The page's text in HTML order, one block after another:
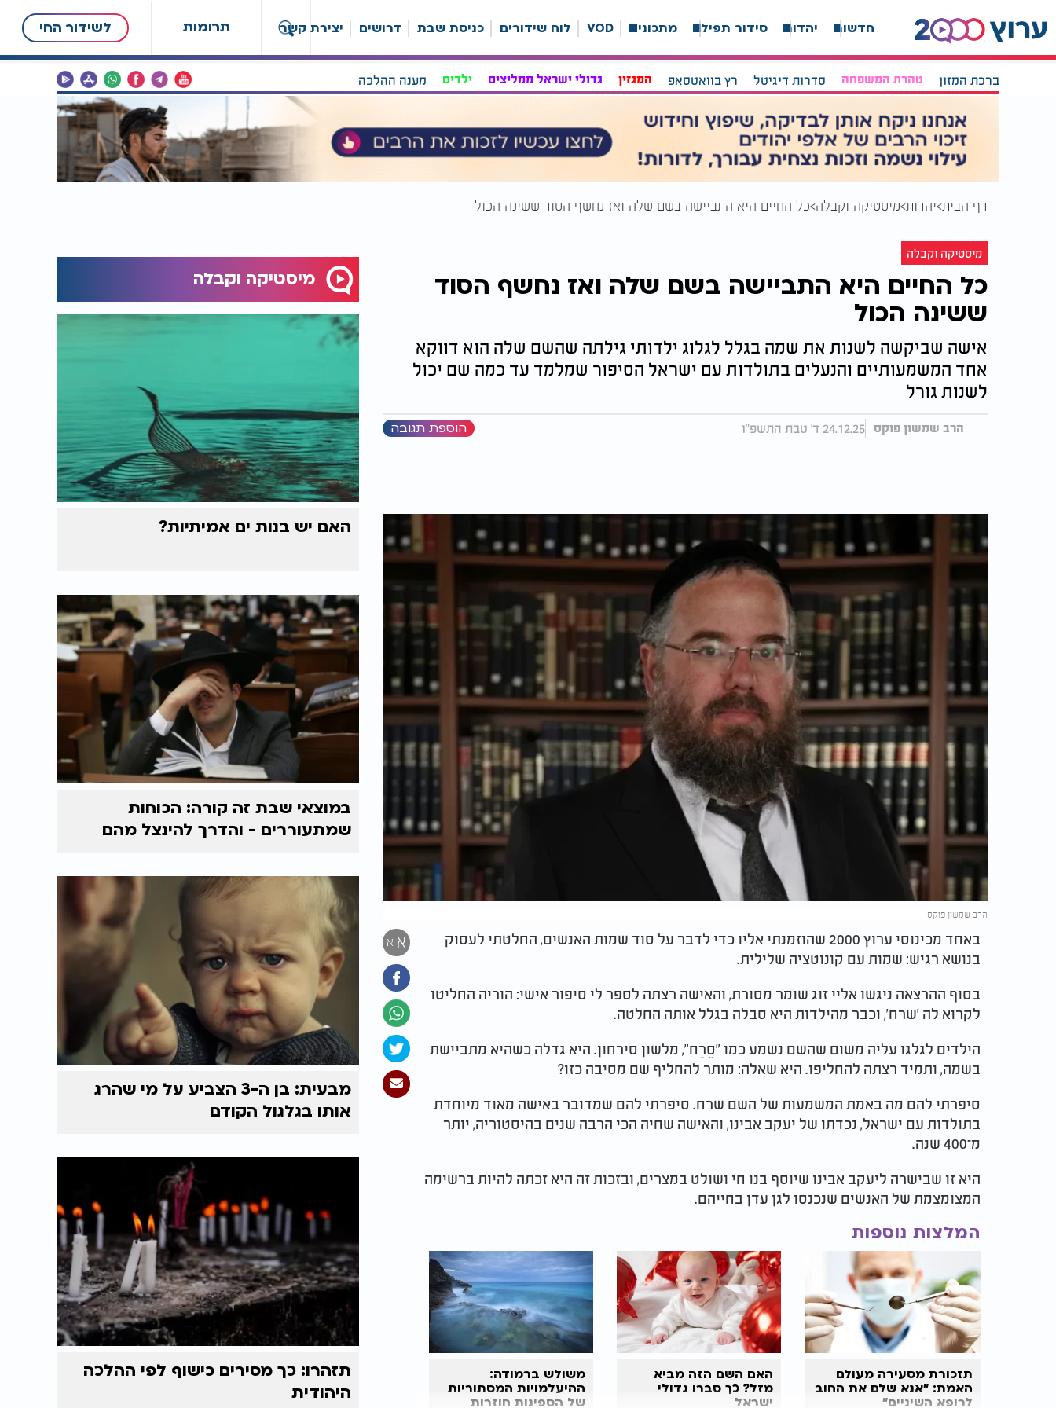
תרומות לשידור החי חדשות יהדות סידור תפילה מתכונים VOD לוח שידורים כניסת שבת דרושים יצירת קשר
ברכת המזון טהרת המשפחה סדרות דיגיטל רץ בוואטסאפ המגזין גדולי ישראל ממליצים ילדים מענה ההלכה
דף הבית יהדות מיסטיקה וקבלה כל החיים היא התביישה בשם שלה ואז נחשף הסוד ששינה הכול
מיסטיקה וקבלה
כל החיים היא התביישה בשם שלה ואז נחשף הסוד
ששינה הכול
אישה שביקשה לשנות את שמה בגלל לגלוג ילדותי גילתה שהשם שלה הוא דווקא
אחד המשמעותיים והנעלים בתולדות עם ישראל הסיפור שמלמד עד כמה שם יכול
לשנות גורל
הרב שמשון פוקס 24.12.25 ד' טבת התשפ"ו הוספת תגובה
הרב שמשון פוקס
א א
באחד מכינוסי ערוץ 2000 שהוזמנתי אליו כדי לדבר על סוד שמות האנשים, החלטתי לעסוק
בנושא רגיש: שמות עם קונוטציה שלילית.
בסוף ההרצאה ניגשו אליי זוג שומר מסורת, והאישה רצתה לספר לי סיפור אישי: הוריה החליטו
לקרוא לה 'שרח', וכבר מהילדות היא סבלה בגלל אותה החלטה.
הילדים לגלגו עליה משום שהשם נשמע כמו "סֵרַח", מלשון סירחון. היא גדלה כשהיא מתביישת
בשמה, ותמיד רצתה להחליפו. היא שאלה: מותר להחליף שם מסיבה כזו?
סיפרתי להם מה באמת המשמעות של השם שרח. סיפרתי להם שמדובר באישה מאוד מיוחדת
בתולדות עם ישראל, נכדתו של יעקב אבינו, והאישה שחיה הכי הרבה שנים בהיסטוריה, יותר
מ־400 שנה.
היא זו שבישרה ליעקב אבינו שיוסף בנו חי ושולט במצרים, ובזכות זה היא זכתה להיות ברשימה
המצומצמת של האנשים שנכנסו לגן עדן בחייהם.
המלצות נוספות
תזכורת מסעירה מעולם
האמת: "אנא שלם את החוב
לרופא השיניים"
האם השם הזה מביא
מזל? כך סברו גדולי
ישראל
משולש ברמודה:
ההיעלמויות המסתוריות
של הספינות חוזרות
מיסטיקה וקבלה
האם יש בנות ים אמיתיות?
במוצאי שבת זה קורה: הכוחות
שמתעוררים - והדרך להינצל מהם
מבעית: בן ה-3 הצביע על מי שהרג
אותו בגלגול הקודם
תזהרו: כך מסירים כישוף לפי ההלכה
היהודית